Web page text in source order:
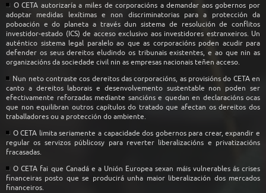
O CETA autorizaría a miles de corporacións a demandar aos gobernos por
adoptar medidas lexítimas e non discriminatorias para a protección da
poboación e do planeta a través dun sistema de resolución de conflitos
investidor-estado (ICS) de acceso exclusivo aos investidores estranxeiros. Un
auténtico sistema legal paralelo ao que as corporacións poden acudir para
defender os seus dereitos eludindo os tribunais existentes, e ao que nin as
organizacións da sociedade civil nin as empresas nacionais teñen acceso.
Nun neto contraste cos dereitos das corporacións, as provisións do CETA en
canto a dereitos laborais e desenvolvemento sustentable non poden ser
efectivamente reforzadas mediante sancións e quedan en declaracións ocas
que non equilibran outros capítulos do tratado que afectan os dereitos dos
traballadores ou a protección do ambiente.
O CETA limita seriamente a capacidade dos gobernos para crear, expandir e
regular os servizos públicosy para reverter liberalizacións e privatizacións
fracasadas.
O CETA fai que Canadá e a Unión Europea sexan máis vulnerables ás crises
financeiras posto que se producirá unha maior liberalización dos mercados
financeiros.